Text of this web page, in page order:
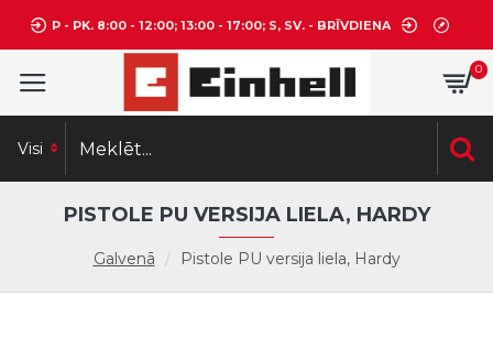
P - PK. 8:00 - 12:00; 13:00 - 17:00; S, SV. - BRĪVDIENA
0
Visi
Galvenā Pistole PU versija liela, Hardy
PISTOLE PU VERSIJA LIELA, HARDY